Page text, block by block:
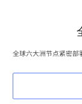
全球六大洲节点紧密部